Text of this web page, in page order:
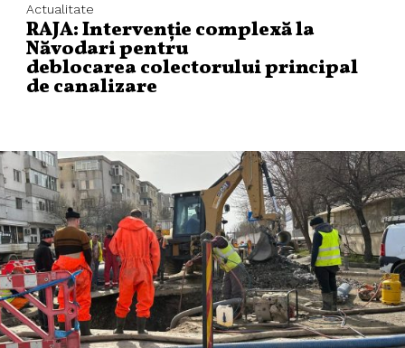
Actualitate
RAJA: Intervenție complexă la
Năvodari pentru
deblocarea colectorului principal
de canalizare